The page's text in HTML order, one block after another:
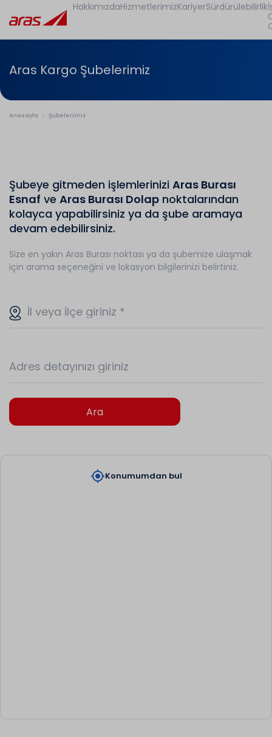
HakkımızdaHizmetlerimizKariyerSürdürülebilirlik
Aras Kargo Şubelerimiz
Anasayfa Şubelerimiz
Şubeye gitmeden işlemlerinizi Aras Burası
Esnaf ve Aras Burası Dolap noktalarından
kolayca yapabilirsiniz ya da şube aramaya
devam edebilirsiniz.
Size en yakın Aras Burası noktası ya da şubemize ulaşmak
için arama seçeneğini ve lokasyon bilgilerinizi belirtiniz.
İl veya İlçe giriniz *
Adres detayınızı giriniz
Ara
my_locationKonumumdan bul